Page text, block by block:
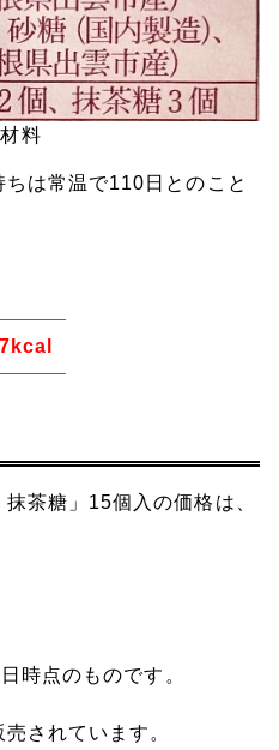
料
は常温で110日とのこと
茶糖」15個入の価格は、
時点のものです。
されています。